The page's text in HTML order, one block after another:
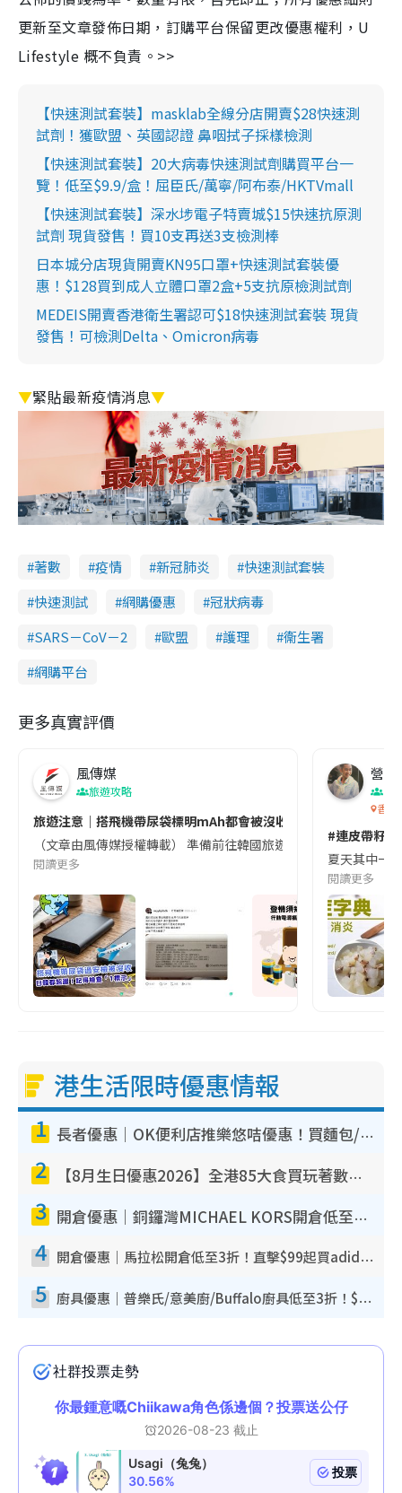
更新至文章發佈日期，訂購平台保留更改優惠權利，U
Lifestyle 概不負責。>>
【快速測試套裝】masklab全線分店開賣$28快速測
試劑！獲歐盟、英國認證 鼻咽拭子採樣檢測
【快速測試套裝】20大病毒快速測試劑購買平台一
覽！低至$9.9/盒！屈臣氏/萬寧/阿布泰/HKTVmall
【快速測試套裝】深水埗電子特賣城$15快速抗原測
試劑 現貨發售！買10支再送3支檢測棒
日本城分店現貨開賣KN95口罩+快速測試套裝優
惠！$128買到成人立體口罩2盒+5支抗原檢測試劑
MEDEIS開賣香港衛生署認可$18快速測試套裝 現貨
發售！可檢測Delta、Omicron病毒
▼緊貼最新疫情消息▼
著數 疫情 新冠肺炎
快速測試套裝
快速測試
網購優惠
冠狀病毒
SARS－CoV－2
歐盟 護理
衞生署
網購平台
更多真實評價
風傳媒
旅遊攻略
旅遊注意｜搭飛機帶尿袋標明mAh都會被沒收😱出發前切記檢查
（文章由風傳媒授權轉載） 準備前往韓國旅遊的民眾，近期要
閱讀更多
營養
香港
#連皮帶籽
夏天其中一
閱讀更多
港生活限時優惠情報
1 長者優惠｜OK便利店推樂悠咭優惠！買麵包/牛奶/保健品拍卡即減
2 【8月生日優惠2026】全港85大食買玩著數攻略 自助餐/火鍋放題同行免費＋誠品/DONKI送現金券
3 開倉優惠｜銅鑼灣MICHAEL KORS開倉低至17折！直擊$500起買手袋/銀包/鞋款 必買經典Jet Set系列
4 開倉優惠｜馬拉松開倉低至3折！直擊$99起買adidas／New Balance／Puma鞋款 STANLEY保溫杯劈價至$119起
5 廚具優惠｜普樂氏/意美廚/Buffalo廚具低至3折！$89起買煎鍋／炒鑊／個人鍋 同場小家電激減至$99起